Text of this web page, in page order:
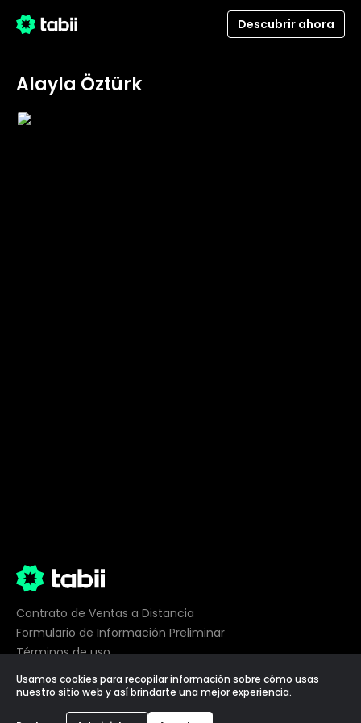
Descubrir ahora
Alayla Öztürk
Contrato de Ventas a Distancia
Formulario de Información Preliminar
Términos de uso
Privacidad
Preferencias de cookies
Usamos cookies para recopilar información sobre cómo usas
nuestro sitio web y así brindarte una mejor experiencia.